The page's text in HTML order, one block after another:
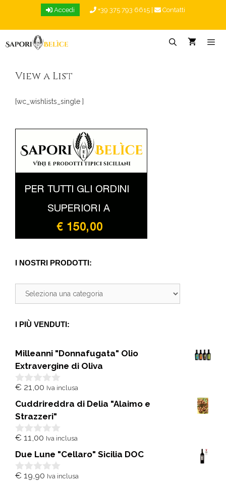
Accedi +39 375 793 6615 Contatti
View a List
[wc_wishlists_single ]
I NOSTRI PRODOTTI:
I PIÙ VENDUTI:
Milleanni "Donnafugata" Olio
Extravergine di Oliva
0
u
5
€ 21,00 Iva inclusa
Cuddrireddra di Delia "Alaimo e
Strazzeri"
0
u
5
€ 11,00 Iva inclusa
Due Lune "Cellaro" Sicilia DOC
0
€ 19,90 Iva inclusa